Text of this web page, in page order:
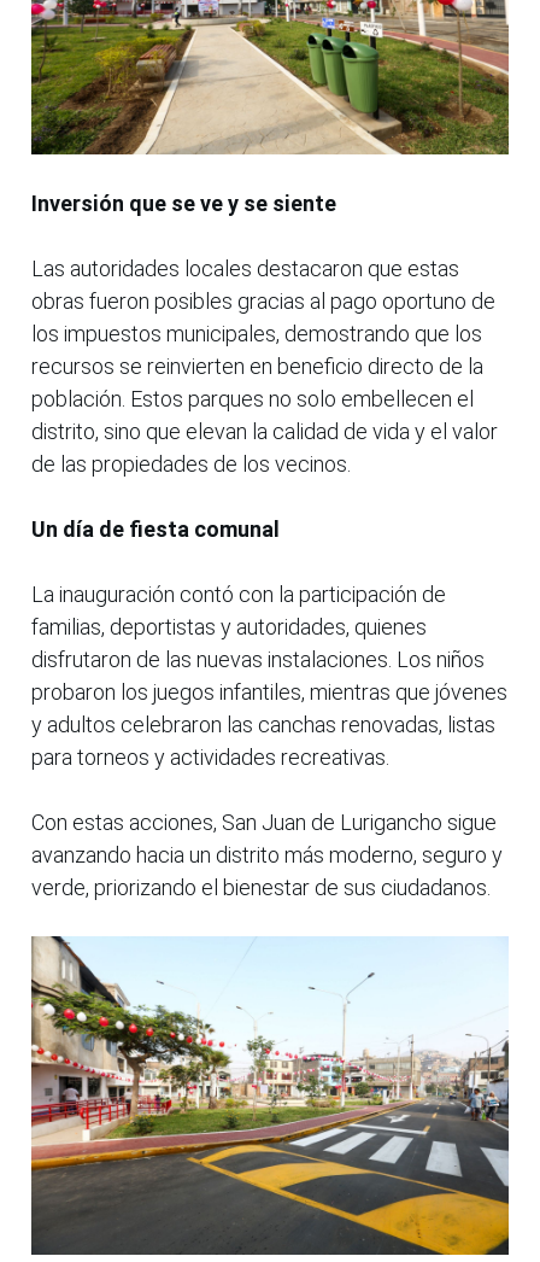
Inversión que se ve y se siente
Las autoridades locales destacaron que estas
obras fueron posibles gracias al pago oportuno de
los impuestos municipales, demostrando que los
recursos se reinvierten en beneficio directo de la
población. Estos parques no solo embellecen el
distrito, sino que elevan la calidad de vida y el valor
de las propiedades de los vecinos.
Un día de fiesta comunal
La inauguración contó con la participación de
familias, deportistas y autoridades, quienes
disfrutaron de las nuevas instalaciones. Los niños
probaron los juegos infantiles, mientras que jóvenes
y adultos celebraron las canchas renovadas, listas
para torneos y actividades recreativas.
Con estas acciones, San Juan de Lurigancho sigue
avanzando hacia un distrito más moderno, seguro y
verde, priorizando el bienestar de sus ciudadanos.